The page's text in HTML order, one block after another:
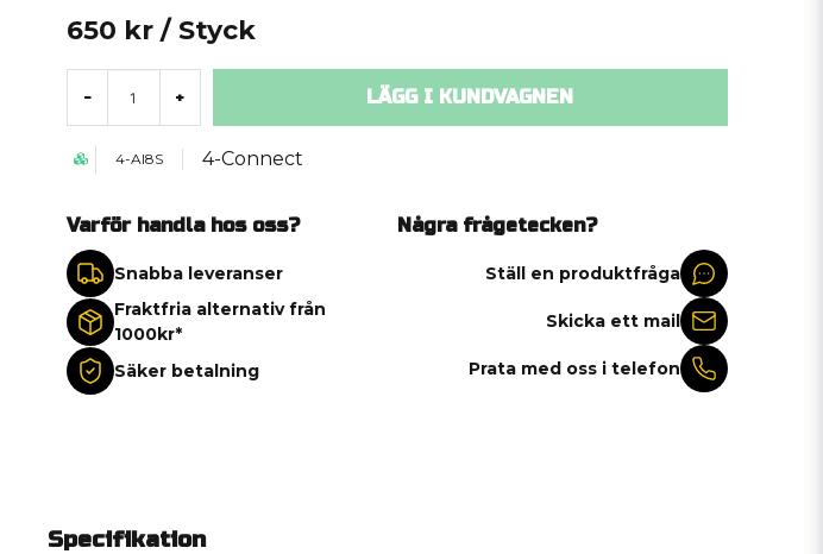
650 kr / Styck
- + LÄGG I KUNDVAGNEN
4-AI8S 4-Connect
Varför handla hos oss?
Snabba leveranser
Fraktfria alternativ från
1000kr*
Säker betalning
Några frågetecken?
Ställ en produktfråga
Skicka ett mail
Prata med oss i telefon
Specifikation